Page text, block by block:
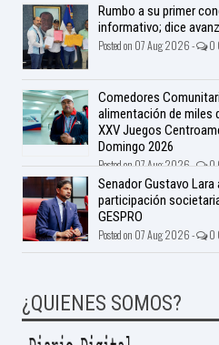
Rumbo a su primer
informativo; dice
Posted on 07 Aug 2026 - 0
Comedores
alimentación de miles
XXV Juegos
Domingo 2026
Posted on 07 Aug 2026 - 0
Senador Gustavo
participación
GESPRO
Posted on 07 Aug 2026 - 0
¿QUIENES SOMOS?